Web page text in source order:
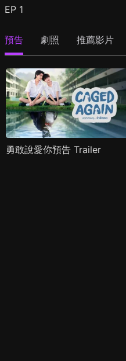
EP 1
預告 劇照 推薦影片
勇敢說愛你預告 Trailer